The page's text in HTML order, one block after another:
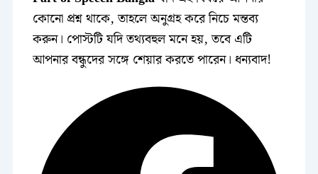
কোনো প্রশ্ন থাকে, তাহলে অনুগ্রহ করে নিচে মন্তব্য
করুন। পোস্টটি যদি তথ্যবহুল মনে হয়, তবে এটি
আপনার বন্ধুদের সঙ্গে শেয়ার করতে পারেন। ধন্যবাদ!